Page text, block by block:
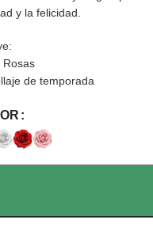
y la felicidad.
Rosas
de temporada